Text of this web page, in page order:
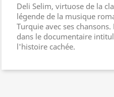
Deli Selim, virtuose de la
légende de la musique
Turquie avec ses
dans le documentaire
l'histoire cachée.